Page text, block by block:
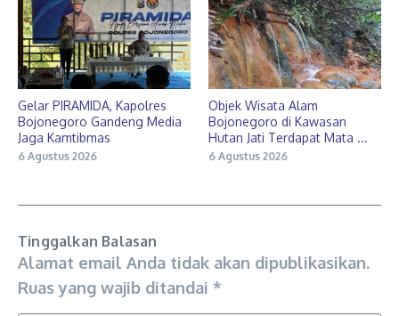
Gelar PIRAMIDA, Kapolres
Bojonegoro Gandeng Media
Jaga Kamtibmas
6 Agustus 2026
Objek Wisata Alam
Bojonegoro di Kawasan
Hutan Jati Terdapat Mata ...
6 Agustus 2026
Tinggalkan Balasan
Alamat email Anda tidak akan dipublikasikan.
Ruas yang wajib ditandai *